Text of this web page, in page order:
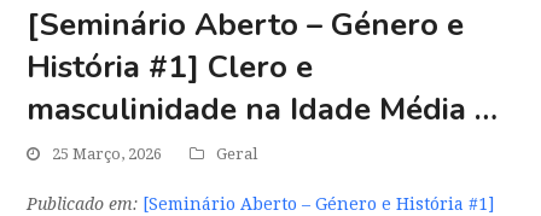
[Seminário Aberto – Género e
História #1] Clero e
masculinidade na Idade Média …
25 Março, 2026 Geral
Publicado em: [Seminário Aberto – Género e História #1]